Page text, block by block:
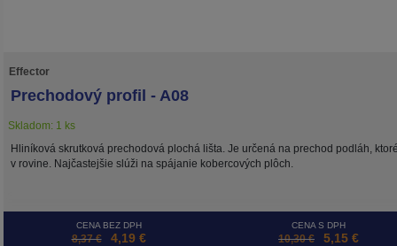
Effector
Prechodový profil - A08
Skladom: 1 ks
Hliníková skrutková prechodová plochá lišta. Je určená na prechod podláh,
v rovine. Najčastejšie slúži na spájanie kobercových plôch.
CENA BEZ DPH
8,37 € 4,19 €
CENA S DPH
10,30 € 5,15 €